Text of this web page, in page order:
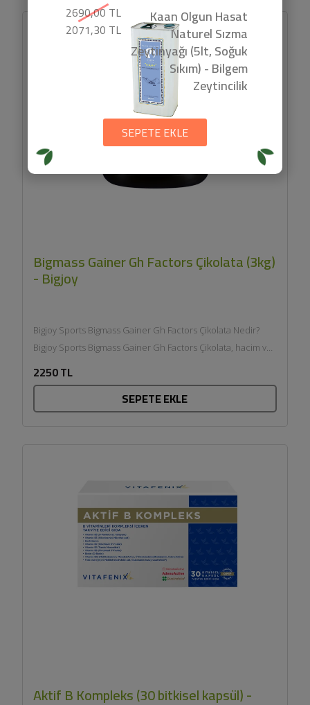
Bigmass Gainer Gh Factors Çikolata (3kg)
- Bigjoy
Bigjoy Sports Bigmass Gainer Gh Factors Çikolata Nedir?
Bigjoy Sports Bigmass Gainer Gh Factors Çikolata, hacim ve
2250 TL
SEPETE EKLE
Aktif B Kompleks (30 bitkisel kapsül) -
2690,00 TL
2071,30 TL
Kaan Olgun Hasat
Naturel Sızma
Zeytinyağı (5lt, Soğuk
Sıkım) - Bilgem
Zeytincilik
SEPETE EKLE